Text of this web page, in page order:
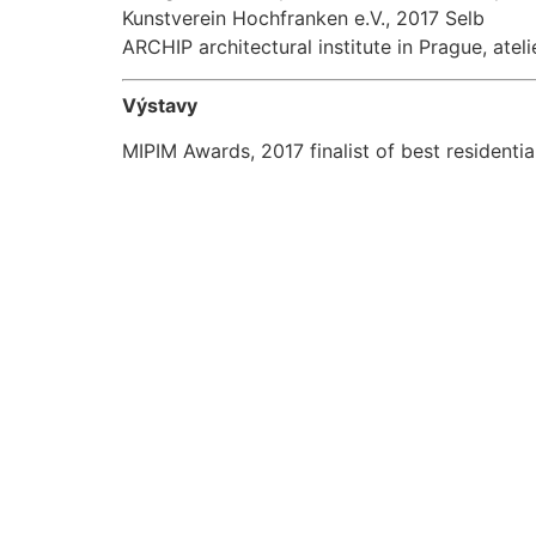
Kunstverein Hochfranken e.V., 2017 Selb
ARCHIP architectural institute in Prague,
Výstavy
MIPIM Awards, 2017 finalist of best